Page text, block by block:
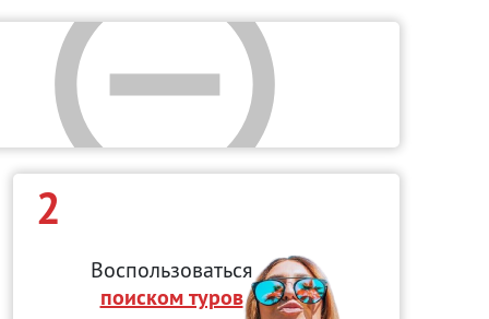
2
Воспользоваться
поиском туров